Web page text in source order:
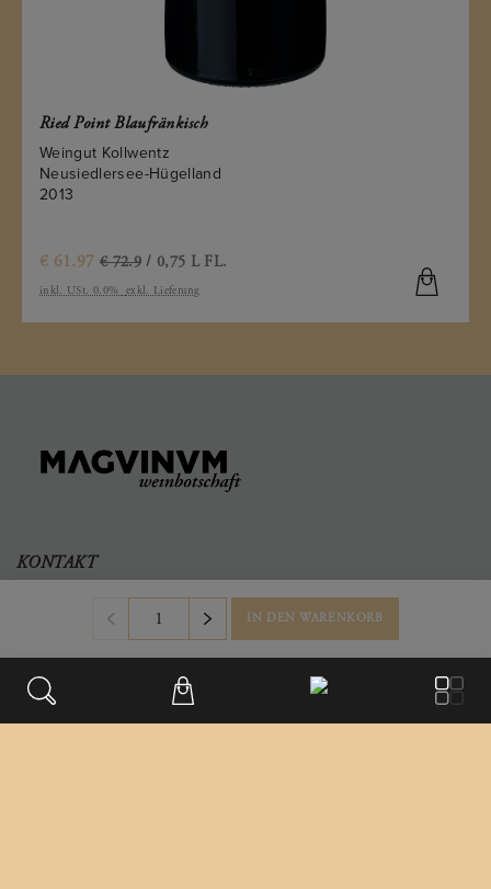
Ried Point Blaufränkisch
Weingut Kollwentz
Neusiedlersee-Hügelland
2013
€ 61.97 € 72.9 / 0,75 L FL.
inkl. USt. 0.0% exkl. Lieferung
IN DEN WARENKORB
KONTAKT
Büro & Firmensitz
Weinberggasse 2
Langenlois
Austria
+43 699/181 241 41
office@magvinum.com